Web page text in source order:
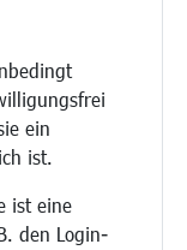
ein
ist.
ist eine
den Login-